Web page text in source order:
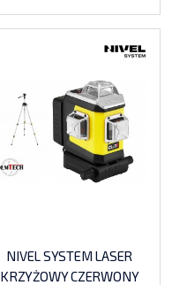
NIVEL SYSTEM LASER
KRZYŻOWY CZERWONY